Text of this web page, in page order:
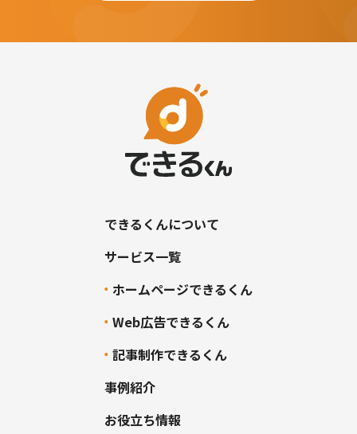
できるくんについて
サービス一覧
ホームページできるくん
Web広告できるくん
記事制作できるくん
事例紹介
お役立ち情報